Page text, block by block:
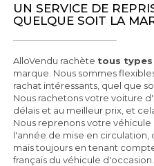
UN SERVICE DE
QUELQUE SOIT LA
AlloVendu rachète tous types
marque. Nous sommes
rachat intéressants, quel que
Nous rachetons votre voiture
délais et au meilleur prix, et
Nous reprenons votre
l'année de mise en
mais toujours en tenant
français du véhicule d'occasion.